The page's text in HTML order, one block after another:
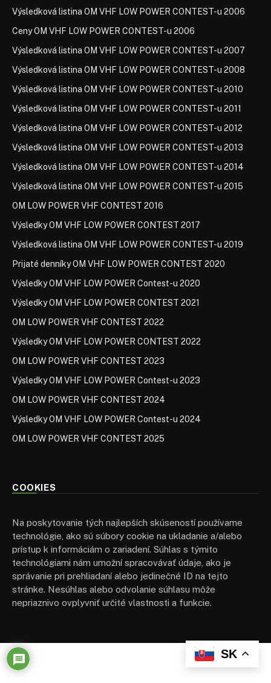
Výsledková listina OM VHF LOW POWER CONTEST-u 2006
Ceny OM VHF LOW POWER CONTEST-u 2006
Výsledková listina OM VHF LOW POWER CONTEST-u 2007
Výsledková listina OM VHF LOW POWER CONTEST-u 2008
Výsledková listina OM VHF LOW POWER CONTEST-u 2010
Výsledková listina OM VHF LOW POWER CONTEST-u 2011
Výsledková listina OM VHF LOW POWER CONTEST-u 2012
Výsledková listina OM VHF LOW POWER CONTEST-u 2013
Výsledková listina OM VHF LOW POWER CONTEST-u 2014
Výsledková listina OM VHF LOW POWER CONTEST-u 2015
OM LOW POWER VHF CONTEST 2016
Výsledky OM VHF LOW POWER CONTEST 2017
Výsledková listina OM VHF LOW POWER CONTEST-u 2019
Prijaté denníky OM VHF LOW POWER CONTEST 2020
Výsledky OM VHF LOW POWER Contest-u 2020
Výsledky OM VHF LOW POWER CONTEST 2021
OM LOW POWER VHF CONTEST 2022
Výsledky OM VHF LOW POWER CONTEST 2022
OM LOW POWER VHF CONTEST 2023
Výsledky OM VHF LOW POWER Contest-u 2023
OM LOW POWER VHF CONTEST 2024
Výsledky OM VHF LOW POWER Contest-u 2024
OM LOW POWER VHF CONTEST 2025
COOKIES
Na poskytovanie tých najlepších skúseností používame
technológie, ako sú súbory cookie na ukladanie a/alebo
prístup k informáciám o zariadení. Súhlas s týmito
technológiami nám umožní spracovávať údaje, ako je
správanie pri prehliadaní alebo jedinečné ID na tejto
stránke. Nesúhlas alebo odvolanie súhlasu môže
nepriaznivo ovplyvniť určité vlastnosti a funkcie.
SK